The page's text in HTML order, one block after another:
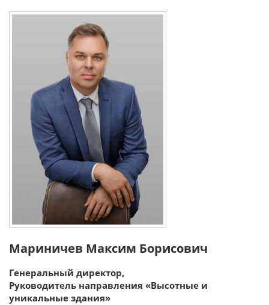
Мариничев Максим Борисович
Генеральный директор,
Руководитель направления «Высотные и
уникальные здания»